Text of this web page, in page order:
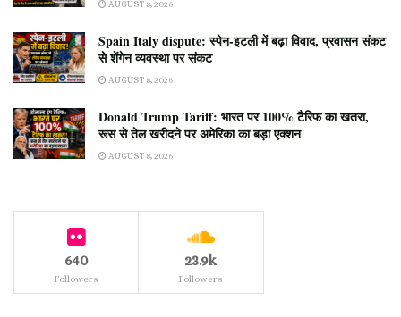
AUGUST 8, 2026
Spain Italy dispute: स्पेन-इटली में बढ़ा विवाद, प्रवासन संकट
से शेंगेन व्यवस्था पर संकट
AUGUST 8, 2026
Donald Trump Tariff: भारत पर 100% टैरिफ का खतरा,
रूस से तेल खरीदने पर अमेरिका का बड़ा एक्शन
AUGUST 8, 2026
640
Followers
23.9k
Followers